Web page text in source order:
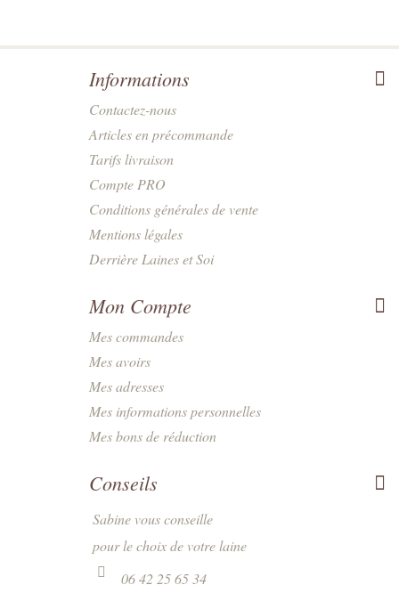
Informations
Contactez-nous
Articles en précommande
Tarifs livraison
Compte PRO
Conditions générales de vente
Mentions légales
Derrière Laines et Soi
Mon Compte
Mes commandes
Mes avoirs
Mes adresses
Mes informations personnelles
Mes bons de réduction
Conseils
Sabine vous conseille
pour le choix de votre laine
06 42 25 65 34